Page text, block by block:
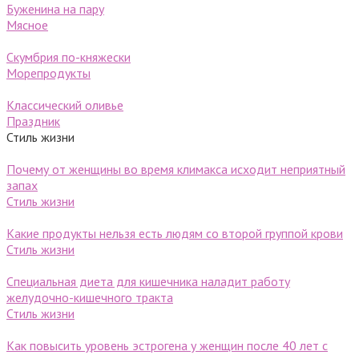
Буженина на пару
Мясное
Скумбрия по-княжески
Морепродукты
Классический оливье
Праздник
Стиль жизни
Почему от женщины во время климакса исходит неприятный
запах
Стиль жизни
Какие продукты нельзя есть людям со второй группой крови
Стиль жизни
Специальная диета для кишечника наладит работу
желудочно-кишечного тракта
Стиль жизни
Как повысить уровень эстрогена у женщин после 40 лет с